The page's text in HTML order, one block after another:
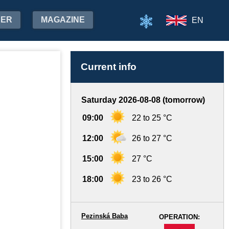
MAGAZINE EN
Current info
Saturday 2026-08-08 (tomorrow)
09:00 22 to 25 °C
12:00 26 to 27 °C
15:00 27 °C
18:00 23 to 26 °C
OPERATION:
Pezinská Baba